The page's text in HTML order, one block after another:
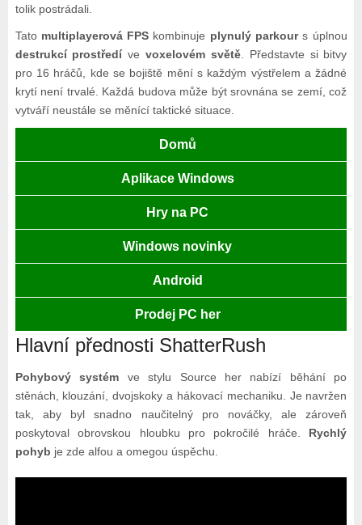
tolik postrádali.
Tato multiplayerová FPS kombinuje plynulý parkours úplnou
destrukcí prostředívevoxelovém světě. Představte si bitvy
pro 16 hráčů, kde se bojiště mění s každým výstřelem a žádné
krytí není trvalé. Každá budova může být srovnána se zemí, což
vytváří neustále se měnící taktické situace.
Domů
Aplikace Windows
Hry na PC
Windows novinky
Android
Prodej PC her
Hlavní přednosti ShatterRush
Pohybový systém ve stylu Source her nabízí běhání po
stěnách, klouzání, dvojskoky a hákovací mechaniku. Je navržen
tak, aby byl snadno naučitelný pro nováčky, ale zároveň
poskytoval obrovskou hloubku pro pokročilé hráče. Rychlý
pohyb je zde alfou a omegou úspěchu.